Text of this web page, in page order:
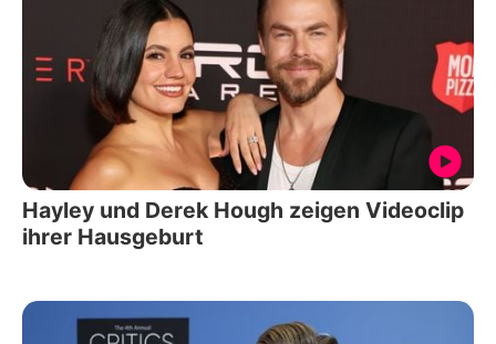
Hayley und Derek Hough zeigen Videoclip
ihrer Hausgeburt